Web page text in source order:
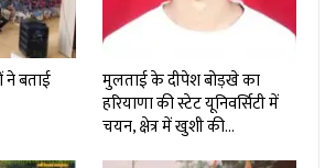
ने बताई
मुलताई के दीपेश बोड़खे का
हरियाणा की स्टेट यूनिवर्सिटी में
चयन, क्षेत्र में खुशी की…